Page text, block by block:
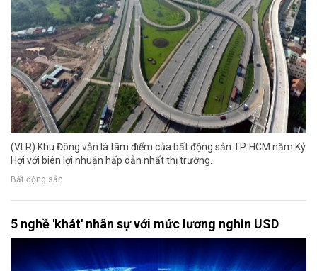
(VLR) Khu Đông vẫn là tâm điểm của bất động sản TP. HCM năm Kỷ
Hợi với biên lợi nhuận hấp dẫn nhất thị trường.
Bất động sản
5 nghề 'khát' nhân sự với mức lương nghìn USD